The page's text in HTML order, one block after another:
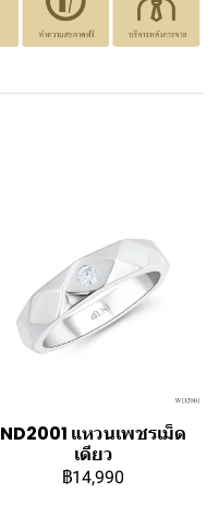
ND2001 แหวนเพชรเม็ด
เดียว
฿14,990